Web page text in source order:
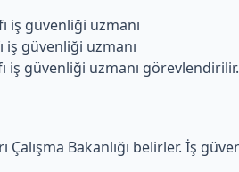
uzmanı
uzmanı
uzmanı görevlendirilir.
Bakanlığı belirler. İş